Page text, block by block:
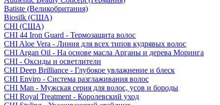
Batiste (Великобритания)
Biosilk (США)
CHI (США)
CHI 44 Iron Guard - Термозащита волос
CHI Aloe Vera - Линия для всех типов кудрявых волос
CHI Argan Oil - На основе масла Арганы и дерева Моринга
CHI - Оксиды и осветлители
CHI Deep Brilliance - Глубокое увлажнение и блеск
CHI Enviro - Система разглаживания волос
CHI Man - Мужская серия для волос, усов и бороды
CHI Royal Treatment - Королевский уход